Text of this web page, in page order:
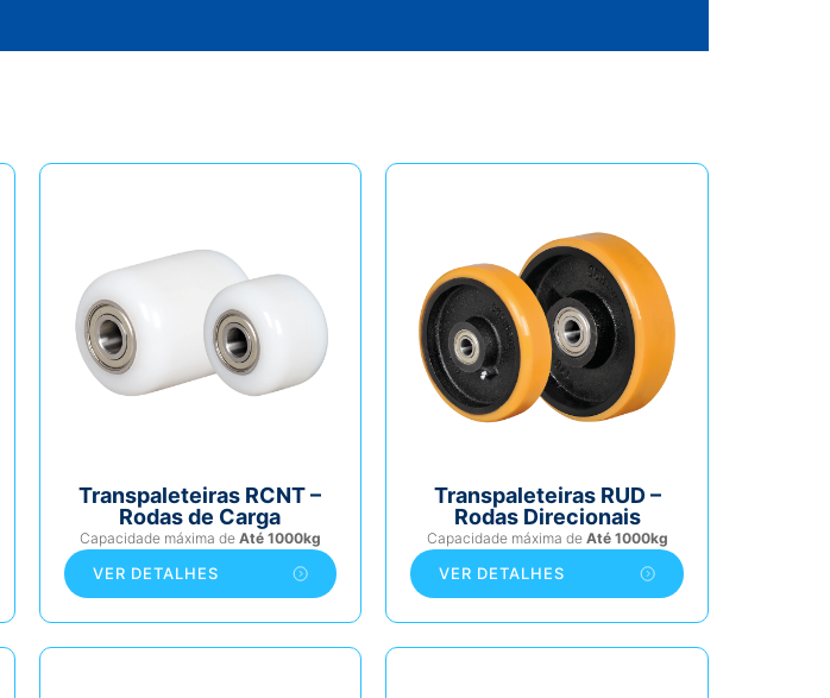
Transpaleteiras RCNT –
Rodas de Carga
Capacidade máxima de Até 1000kg
VER DETALHES
Transpaleteiras RUD –
Rodas Direcionais
Capacidade máxima de Até 1000kg
VER DETALHES